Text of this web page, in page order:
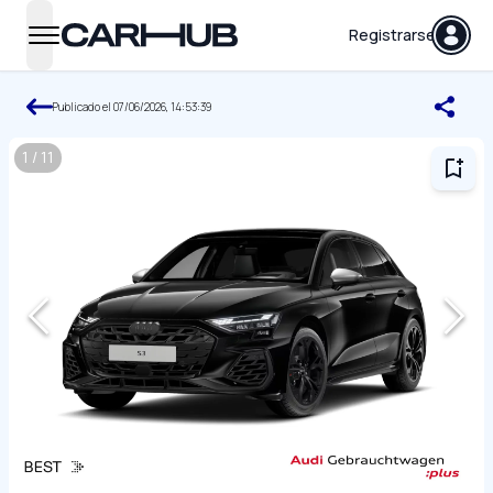
open navigation menu
Carhub Registrarse
Publicado el 07/06/2026, 14:53:39
1 / 11